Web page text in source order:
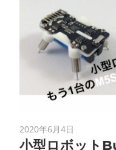
2020年6月4日
小型ロボット